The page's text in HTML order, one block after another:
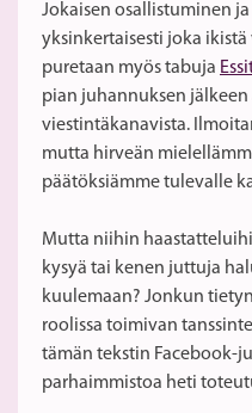
Jokaisen osallistuminen
yksinkertaisesti joka
puretaan myös tabuja
pian juhannuksen jälkeen
viestintäkanavista.
mutta hirveän
päätöksiämme tulevalle
Mutta niihin
kysyä tai kenen juttuja
kuulemaan? Jonkun
roolissa toimivan
tämän tekstin Facebook-
parhaimmistoa heti